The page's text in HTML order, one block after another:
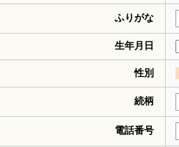
ふりがな
生年月日
性別
続柄
電話番号